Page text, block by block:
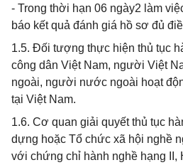
- Trong thời hạn 06 ngày2 làm
báo kết quả đánh giá hồ sơ đủ
1.5. Đối tượng thực hiện thủ tục
công dân Việt Nam, người Việt
ngoài, người nước ngoài hoạt
tại Việt Nam.
1.6. Cơ quan giải quyết thủ tục
dựng hoặc Tổ chức xã hội nghề
với chứng chỉ hành nghề hạng II,